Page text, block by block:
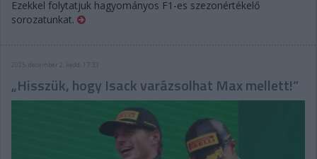
Ezekkel folytatjuk hagyományos F1-es szezonértékelő
sorozatunkat.
2025. december 2. kedd, 17:33
„Hisszük, hogy Isack varázsolhat Max mellett!”